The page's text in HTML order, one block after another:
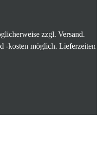
zzgl. Versand.
-kosten möglich. Lieferzeiten